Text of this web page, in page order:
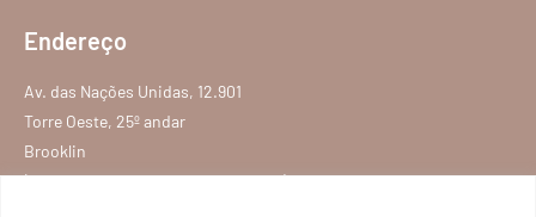
Endereço
Av. das Nações Unidas, 12.901
Torre Oeste, 25º andar
Brooklin
(Centro Empresarial Nações Unidas)